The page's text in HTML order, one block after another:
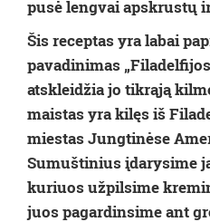
pusė lengvai apskrustų
Šis receptas yra labai
pavadinimas
atskleidžia jo tikrąją
maistas yra kilęs iš
miestas Jungtinėse
Sumuštinius įdarysime
kuriuos užpilsime
juos pagardinsime ant